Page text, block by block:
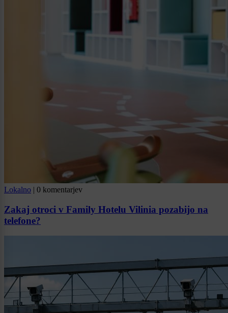
Lokalno | 0 komentarjev
Zakaj otroci v Family Hotelu Vilinia pozabijo na
telefone?